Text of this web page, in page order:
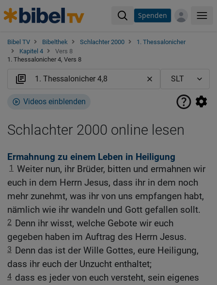
Spenden
Bibel TV Bibelthek Schlachter 2000
1. Thessalonicher
Kapitel 4
Vers 8
1. Thessalonicher 4, Vers 8
Videos einblenden
Schlachter 2000 online lesen
Ermahnung zu einem Leben in Heiligung
1 Weiter nun, ihr Brüder, bitten und ermahnen wir
euch in dem Herrn Jesus, dass ihr in dem noch
mehr zunehmt, was ihr von uns empfangen habt,
nämlich wie ihr wandeln und Gott gefallen sollt.
2 Denn ihr wisst, welche Gebote wir euch
gegeben haben im Auftrag des Herrn Jesus.
3 Denn das ist der Wille Gottes, eure Heiligung,
dass ihr euch der Unzucht enthaltet;
4 dass es jeder von euch versteht, sein eigenes